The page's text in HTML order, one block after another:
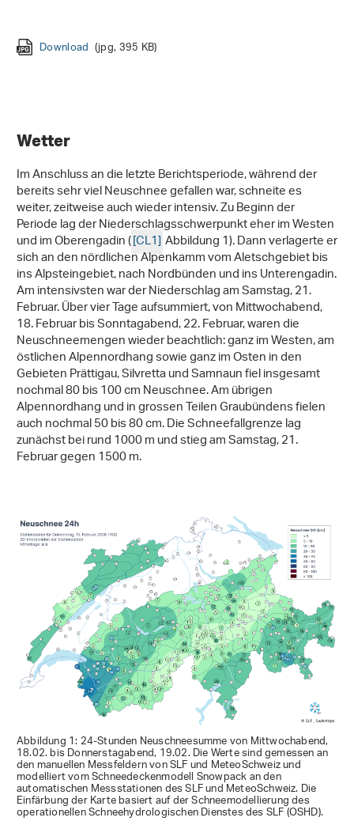
Download (jpg, 395 KB)
Download (jpg, 437 KB)
Download (jpg, 1 MB)
Wetter
Im Anschluss an die letzte Berichtsperiode, während der
bereits sehr viel Neuschnee gefallen war, schneite es
weiter, zeitweise auch wieder intensiv. Zu Beginn der
Periode lag der Niederschlagsschwerpunkt eher im Westen
und im Oberengadin ([CL1]Abbildung 1). Dann verlagerte er
sich an den nördlichen Alpenkamm vom Aletschgebiet bis
ins Alpsteingebiet, nach Nordbünden und ins Unterengadin.
Am intensivsten war der Niederschlag am Samstag, 21.
Februar. Über vier Tage aufsummiert, von Mittwochabend,
18. Februar bis Sonntagabend, 22. Februar, waren die
Neuschneemengen wieder beachtlich: ganz im Westen, am
östlichen Alpennordhang sowie ganz im Osten in den
Gebieten Prättigau, Silvretta und Samnaun fiel insgesamt
nochmal 80 bis 100 cm Neuschnee. Am übrigen
Alpennordhang und in grossen Teilen Graubündens fielen
auch nochmal 50 bis 80 cm. Die Schneefallgrenze lag
zunächst bei rund 1000 m und stieg am Samstag, 21.
Februar gegen 1500 m.
Abbildung 1: 24-Stunden Neuschneesumme von Mittwochabend,
18.02. bis Donnerstagabend, 19.02. Die Werte sind gemessen an
den manuellen Messfeldern von SLF und MeteoSchweiz und
modelliert vom Schneedeckenmodell Snowpack an den
automatischen Messstationen des SLF und MeteoSchweiz. Die
Einfärbung der Karte basiert auf der Schneemodellierung des
operationellen Schneehydrologischen Dienstes des SLF (OSHD).